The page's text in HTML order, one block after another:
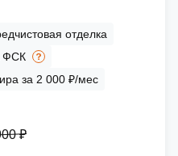
отделка
ФСК
за 2 000 ₽/мес
₽